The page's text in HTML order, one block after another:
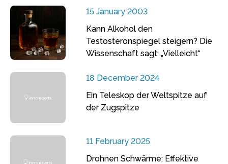
15 January 2003
Kann Alkohol den
Testosteronspiegel steigern? Die
Wissenschaft sagt: „Vielleicht“
18 December 2024
Ein Teleskop der Weltspitze auf
der Zugspitze
11 February 2025
Drohnen Schwärme: Effektive